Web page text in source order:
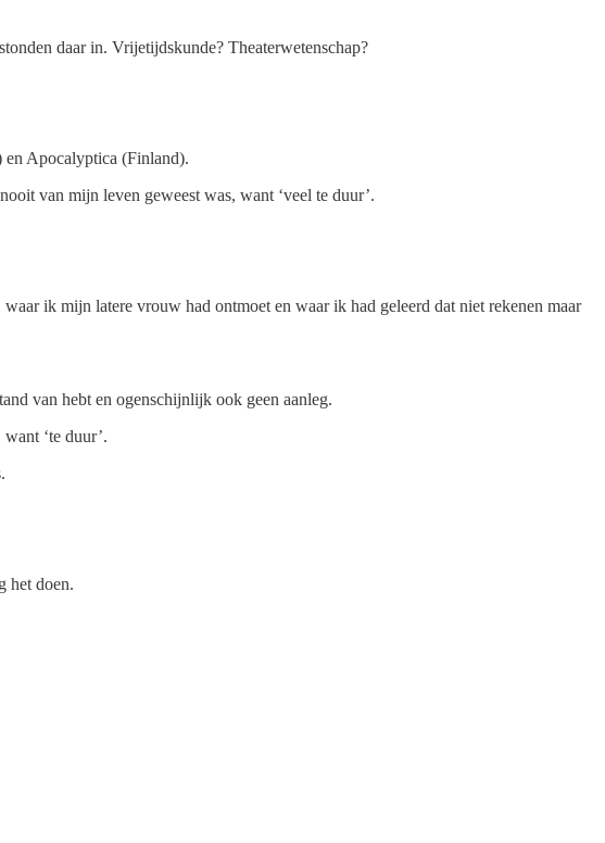
daar in. Vrijetijdskunde? Theaterwetenschap?
Apocalyptica (Finland).
van mijn leven geweest was, want ‘veel te duur’.
ik mijn latere vrouw had ontmoet en waar ik had geleerd dat niet rekenen maar
van hebt en ogenschijnlijk ook geen aanleg.
‘te duur’.
het doen.